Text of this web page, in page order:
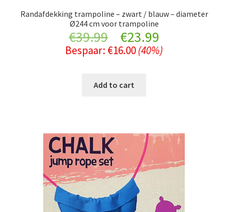
Randafdekking trampoline – zwart / blauw – diameter
Ø244 cm voor trampoline
€39.99
Original
price
was:
€23.99Current
price
Bespaar: €16.00(40%)
Add to cart